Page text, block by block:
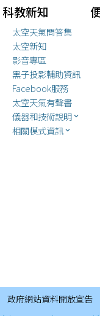
科教新知
太空天氣問答集
太空新知
影音專區
黑子投影輔助資訊
Facebook服務
太空天氣有聲書
儀器和技術說明 keyboard_arrow_down
相關模式資訊 keyboard_arrow_down
政府網站資料開放宣告